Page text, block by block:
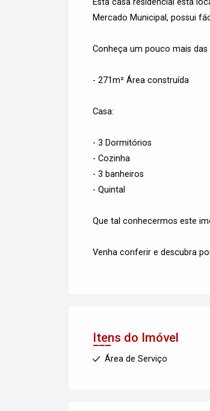
Esta casa residencial está
Mercado Municipal, possui
Conheça um pouco mais
- 271m² Área construída
Casa:
- 3 Dormitórios
- Cozinha
- 3 banheiros
- Quintal
Que tal conhecermos este
Venha conferir e descubra
Itens do Imóvel
Área de Serviço